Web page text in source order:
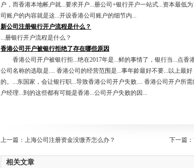
户，而香港本地帐户就...要求开户...册公司+银行开户一站式...资本最低
司账户的内容就是这...开设香港公司账户的细节内...
新公司注册银行开户流程是什么？
...册银行开户流程是什么？
香港公司开户被银行拒绝了存在哪些原因
香港公司开户被银行拒...绝在2017年是...鲜的事情了，银行当...点
公司名称的选取是.... 香港公司的经营范围是...事年龄最好不要...以上最
的。...东国家，会让银行职...导致香港公司开户失败.... 香港公司开户所
户经理...到的这些都有可能是香港...公司开户失败的因...
上一篇： 上海公司注册资金没缴齐怎么办？ 下一篇：
相关文章